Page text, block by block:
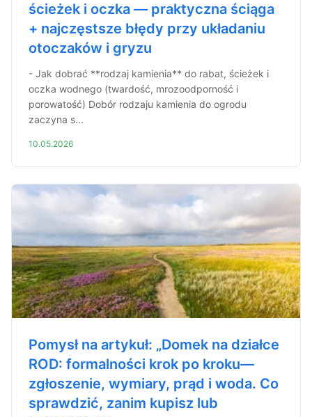
ścieżek i oczka — praktyczna ściąga
+ najczęstsze błędy przy układaniu
otoczaków i gryzu
- Jak dobrać **rodzaj kamienia** do rabat, ścieżek i
oczka wodnego (twardość, mrozoodporność i
porowatość) Dobór rodzaju kamienia do ogrodu
zaczyna s...
10.05.2026
Pomysł na artykuł: „Domek na działce
ROD: formalności krok po kroku—
zgłoszenie, wymiary, prąd i woda. Co
sprawdzić, zanim kupisz lub